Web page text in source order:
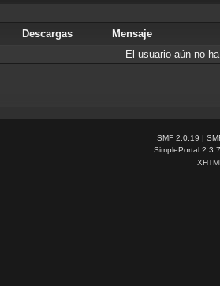
Descargas Mensaje
El usuario aún no
SMF 2.0.19 |
SimplePortal
XHTML